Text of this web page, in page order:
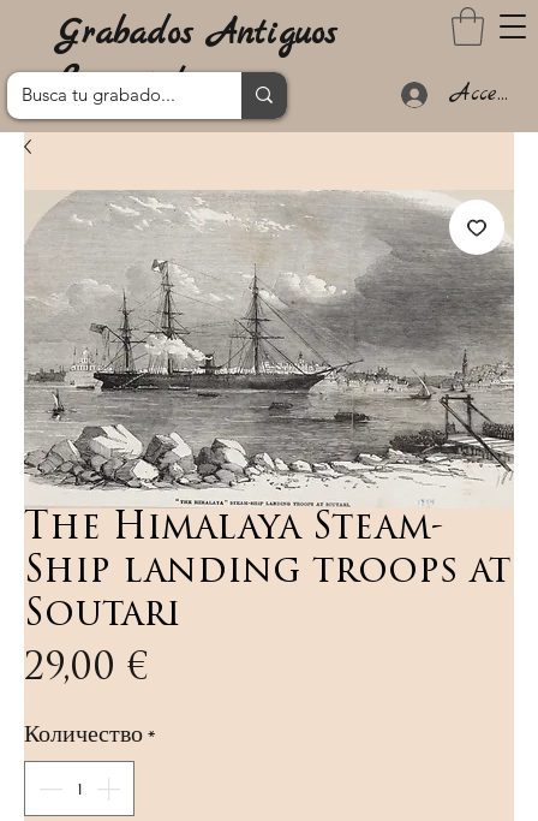
Grabados Antiguos
Lanzarote
Acceder
The Himalaya Steam-
Ship landing troops at
Soutari
29,00 €
Количество*